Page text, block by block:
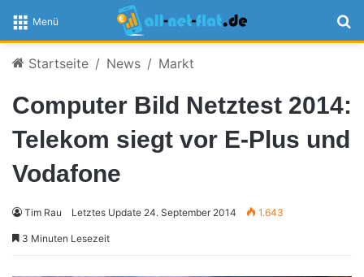
Menü
Startseite / News / Markt
Computer Bild Netztest 2014:
Telekom siegt vor E-Plus und
Vodafone
Tim Rau Letztes Update 24. September 2014 1.643
3 Minuten Lesezeit